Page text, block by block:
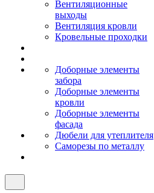
Вентиляционные
выходы
Вентиляция кровли
Кровельные проходки
Доборные элементы
забора
Доборные элементы
кровли
Доборные элементы
фасада
Дюбели для утеплителя
Саморезы по металлу